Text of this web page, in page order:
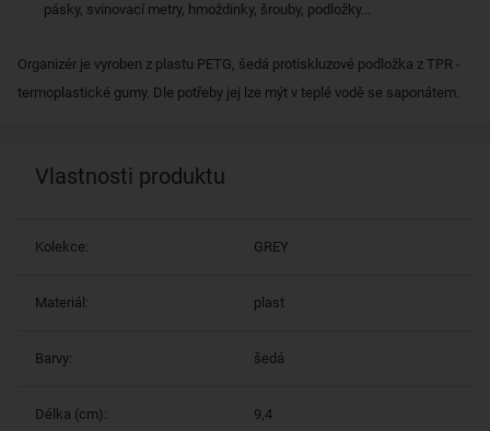
pásky, svinovací metry, hmoždinky, šrouby, podložky...
Organizér je vyroben z plastu PETG, šedá protiskluzové podložka z TPR -
termoplastické gumy. Dle potřeby jej lze mýt v teplé vodě se saponátem.
Vlastnosti produktu
Kolekce: GREY
Materiál: plast
Barvy: šedá
Délka (cm): 9,4